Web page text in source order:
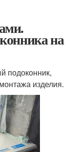
на
подоконник,
изделия.